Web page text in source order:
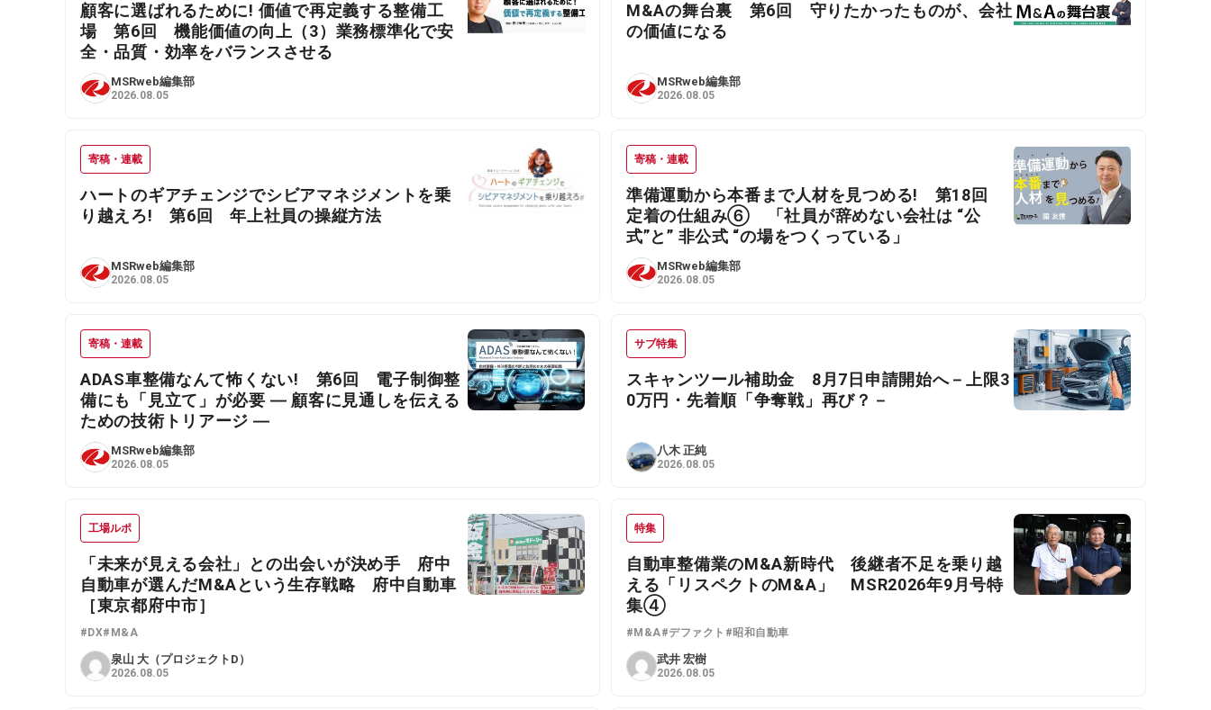
顧客に選ばれるために! 価値で再定義する整備工
場 第6回 機能価値の向上（3）業務標準化で安
全・品質・効率をバランスさせる
MSRweb編集部
2026.08.05
M&Aの舞台裏 第6回 守りたかったものが、会社
の価値になる
MSRweb編集部
2026.08.05
寄稿・連載
ハートのギアチェンジでシビアマネジメントを乗
り越えろ! 第6回 年上社員の操縦方法
MSRweb編集部
2026.08.05
寄稿・連載
準備運動から本番まで人材を見つめる! 第18回
定着の仕組み⑥ 「社員が辞めない会社は “公
式”と” 非公式 “の場をつくっている」
MSRweb編集部
2026.08.05
寄稿・連載
ADAS車整備なんて怖くない! 第6回 電子制御整
備にも「見立て」が必要 ― 顧客に見通しを伝える
ための技術トリアージ ―
MSRweb編集部
2026.08.05
サブ特集
スキャンツール補助金 8月7日申請開始へ－上限3
0万円・先着順「争奪戦」再び？－
八木 正純
2026.08.05
工場ルポ
「未来が見える会社」との出会いが決め手 府中
自動車が選んだM&Aという生存戦略 府中自動車
［東京都府中市］
#DX#M&A
泉山 大（プロジェクトD）
2026.08.05
特集
自動車整備業のM&A新時代 後継者不足を乗り越
える「リスペクトのM&A」 MSR2026年9月号特
集④
#M&A#デファクト #昭和自動車
武井 宏樹
2026.08.05